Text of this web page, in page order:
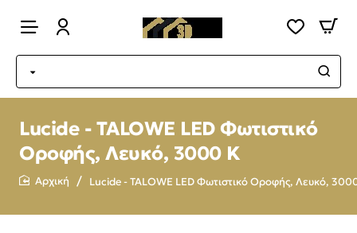
Lucide - TALOWE LED Φωτιστικό
Οροφής, Λευκό, 3000 K
Lucide - TALOWE LED Φωτιστικό Οροφής, Λευκό,